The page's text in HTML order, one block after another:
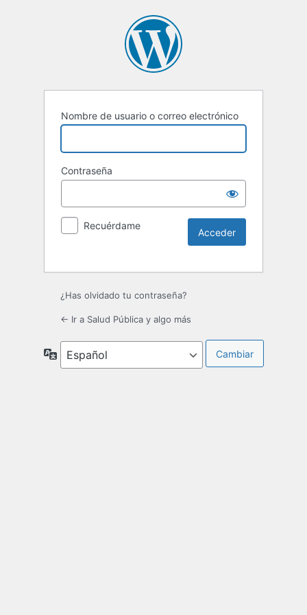
Nombre de usuario o correo electrónico
Contraseña
Recuérdame
¿Has olvidado tu contraseña?
← Ir a Salud Pública y algo más
Idioma